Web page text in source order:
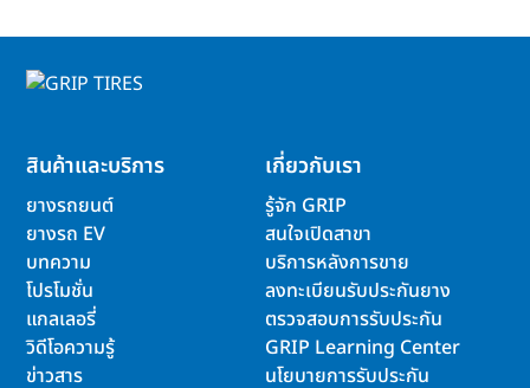
สินค้าและบริการ
ยางรถยนต์
ยางรถ EV
บทความ
โปรโมชั่น
แกลเลอรี่
วิดีโอความรู้
ข่าวสาร
เกี่ยวกับเรา
รู้จัก GRIP
สนใจเปิดสาขา
บริการหลังการขาย
ลงทะเบียนรับประกันยาง
ตรวจสอบการรับประกัน
GRIP Learning Center
นโยบายการรับประกัน